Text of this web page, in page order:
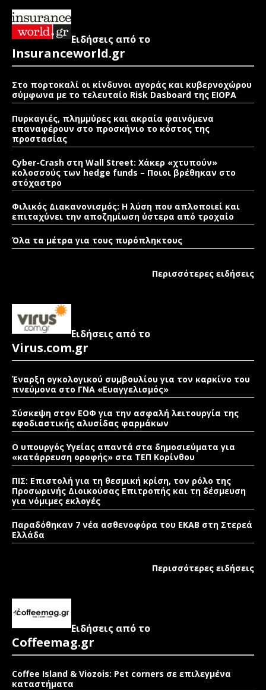
Ειδήσεις από το
Insuranceworld.gr
Στο πορτοκαλί οι κίνδυνοι αγοράς και κυβερνοχώρου
σύμφωνα με το τελευταίο Risk Dasboard της EIOPA
Πυρκαγιές, πλημμύρες και ακραία φαινόμενα
επαναφέρουν στο προσκήνιο το κόστος της
προστασίας
Cyber-Crash στη Wall Street: Χάκερ «χτυπούν»
κολοσσούς των hedge funds – Ποιοι βρέθηκαν στο
στόχαστρο
Φιλικός Διακανονισμός: Η λύση που απλοποιεί και
επιταχύνει την αποζημίωση ύστερα από τροχαίο
Όλα τα μέτρα για τους πυρόπληκτους
Περισσότερες ειδήσεις
Ειδήσεις από το
Virus.com.gr
Έναρξη ογκολογικού συμβουλίου για τον καρκίνο του
πνεύμονα στο ΓΝΑ «Ευαγγελισμός»
Σύσκεψη στον ΕΟΦ για την ασφαλή λειτουργία της
εφοδιαστικής αλυσίδας φαρμάκων
Ο υπουργός Υγείας απαντά στα δημοσιεύματα για
«κατάρρευση οροφής» στα ΤΕΠ Κορίνθου
ΠΙΣ: Επιστολή για τη θεσμική κρίση, τον ρόλο της
Προσωρινής Διοικούσας Επιτροπής και τη δέσμευση
για νόμιμες εκλογές
Παραδόθηκαν 7 νέα ασθενοφόρα του ΕΚΑΒ στη Στερεά
Ελλάδα
Περισσότερες ειδήσεις
Ειδήσεις από το
Coffeemag.gr
Coffee Island & Viozois: Pet corners σε επιλεγμένα
καταστήματα